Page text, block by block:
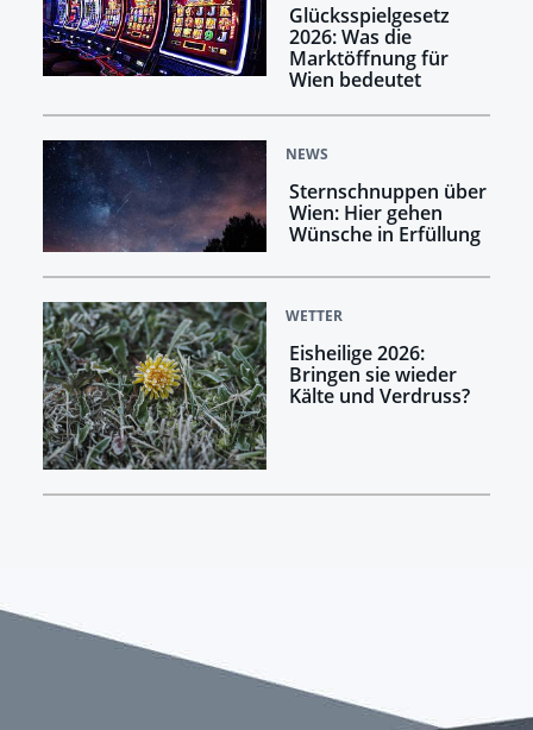
Glücksspielgesetz
2026: Was die
Marktöffnung für
Wien bedeutet
NEWS
Sternschnuppen über
Wien: Hier gehen
Wünsche in Erfüllung
WETTER
Eisheilige 2026:
Bringen sie wieder
Kälte und Verdruss?